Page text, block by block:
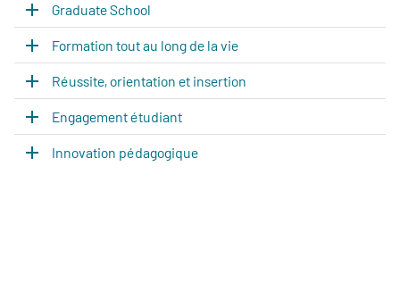
Graduate School
Formation tout au long de la vie
Réussite, orientation et insertion
Engagement étudiant
Innovation pédagogique